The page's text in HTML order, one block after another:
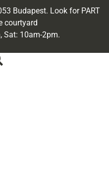
Budapest. Look for PART
courtyard
Sat: 10am-2pm.